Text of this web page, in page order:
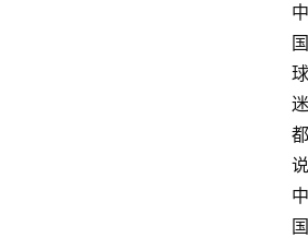
中
国
球
迷
都
说
中
国